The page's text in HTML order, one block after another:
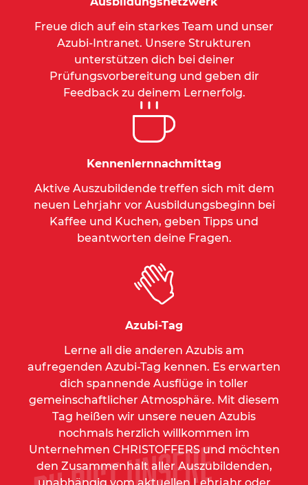
Freue dich auf ein starkes Team und unser
Azubi-Intranet. Unsere Strukturen
unterstützen dich bei deiner
Prüfungsvorbereitung und geben dir
Feedback zu deinem Lernerfolg.
Kennenlernnachmittag
Aktive Auszubildende treffen sich mit dem
neuen Lehrjahr vor Ausbildungsbeginn bei
Kaffee und Kuchen, geben Tipps und
beantworten deine Fragen.
Azubi-Tag
Lerne all die anderen Azubis am
aufregenden Azubi-Tag kennen. Es erwarten
dich spannende Ausflüge in toller
gemeinschaftlicher Atmosphäre. Mit diesem
Tag heißen wir unsere neuen Azubis
nochmals herzlich willkommen im
Unternehmen CHRISTOFFERS und möchten
den Zusammenhalt aller Auszubildenden,